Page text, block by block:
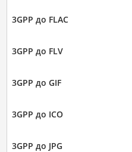
3GPP до FLAC
3GPP до FLV
3GPP до GIF
3GPP до ICO
3GPP до JPG